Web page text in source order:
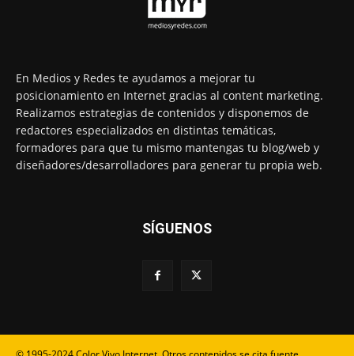
En Medios y Redes te ayudamos a mejorar tu
posicionamiento en Internet gracias al content marketing.
Realizamos estrategias de contenidos y disponemos de
redactores especializados en distintas temáticas,
formadores para que tu mismo mantengas tu blog/web y
diseñadores/desarrolladores para generar tu propia web.
SÍGUENOS